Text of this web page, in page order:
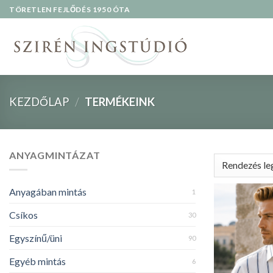
Skip
to
TÖRETLEN FEJLŐDÉS 1950 ÓTA
KEZDŐLAP / TERMÉKEINK
ANYAGMINTÁZAT
Anyagában mintás 1
Csíkos 30
Egyszínű/üni 90
Egyéb mintás 6